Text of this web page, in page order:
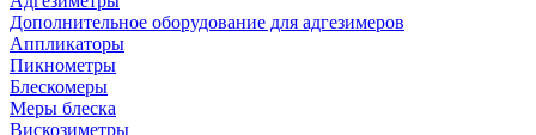
Дополнительное оборудование для адгезимеров
Аппликаторы
Пикнометры
Блескомеры
Меры блеска
Вискозиметры